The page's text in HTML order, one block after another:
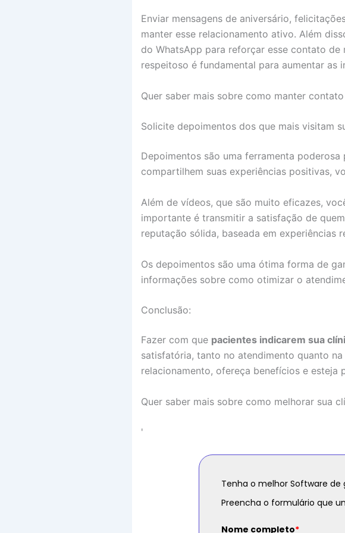
Enviar mensagens de aniversário,
manter esse relacionamento ativo. Além
do WhatsApp para reforçar esse contato
respeitoso é fundamental para aumentar as
Quer saber mais sobre como manter
Solicite depoimentos dos que mais visitam
Depoimentos são uma ferramenta
compartilhem suas experiências positivas,
Além de vídeos, que são muito eficazes,
importante é transmitir a satisfação de
reputação sólida, baseada em experiências
Os depoimentos são uma ótima forma de
informações sobre como otimizar o
Conclusão:
Fazer com que pacientes indicarem sua
satisfatória, tanto no atendimento quanto
relacionamento, ofereça benefícios e esteja
Quer saber mais sobre como melhorar sua
'
Tenha o melhor Software de
Preencha o formulário que
Nome completo*